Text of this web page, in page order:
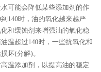
可能会降低某些添加剂的作
140时，油的氧化越来越严
和缓蚀剂来增强油的氧化稳
温超过140时，一些抗氧化和
坏(分解)。
温添加剂，以提高油的稳定